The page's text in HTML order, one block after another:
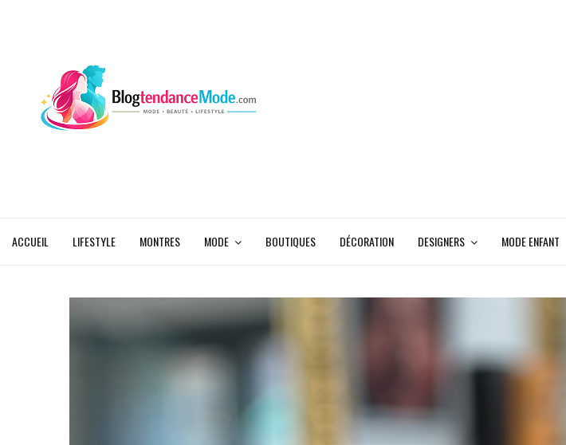
ACCUEIL LIFESTYLE MONTRES MODE BOUTIQUES DÉCORATION DESIGNERS MODE ENFANT